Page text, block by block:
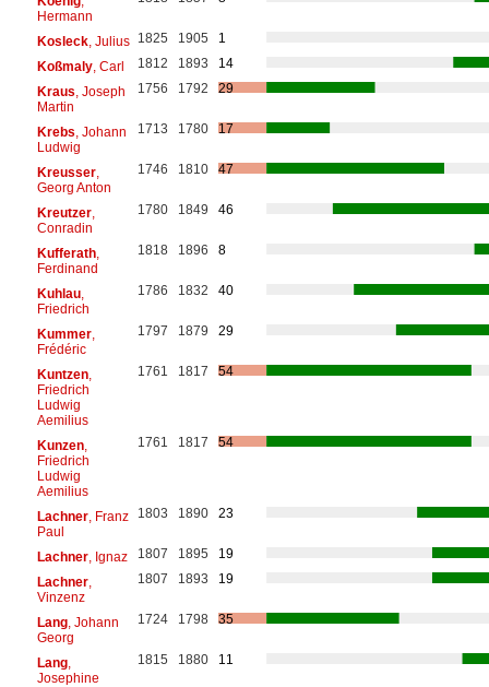
Hermann
Kosleck, Julius 1825 1905
1
Koßmaly, Carl 1812 1893
14
Kraus , Joseph
Martin
1756 1792 29
Krebs , Johann
Ludwig
1713 1780 17
Kreusser,
Georg Anton
1746 1810 47
Kreutzer,
Conradin
1780 1849 46
Kufferath,
Ferdinand
1818 1896 8
Kuhlau,
Friedrich
1786 1832 40
Kummer,
Frédéric
1797 1879 29
Kuntzen,
Friedrich
Ludwig
Aemilius
1761 1817 54
Kunzen,
Friedrich
Ludwig
Aemilius
1761 1817 54
Lachner, Franz
Paul
1803 1890 23
Lachner, Ignaz 1807 1895
19
Lachner,
Vinzenz
1807 1893 19
Lang, Johann
Georg
1724 1798 35
Lang,
Josephine
1815 1880 11